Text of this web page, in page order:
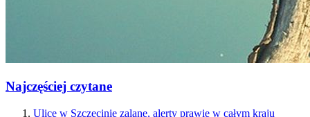
Najczęściej czytane
Ulice w Szczecinie zalane, alerty prawie w całym kraju